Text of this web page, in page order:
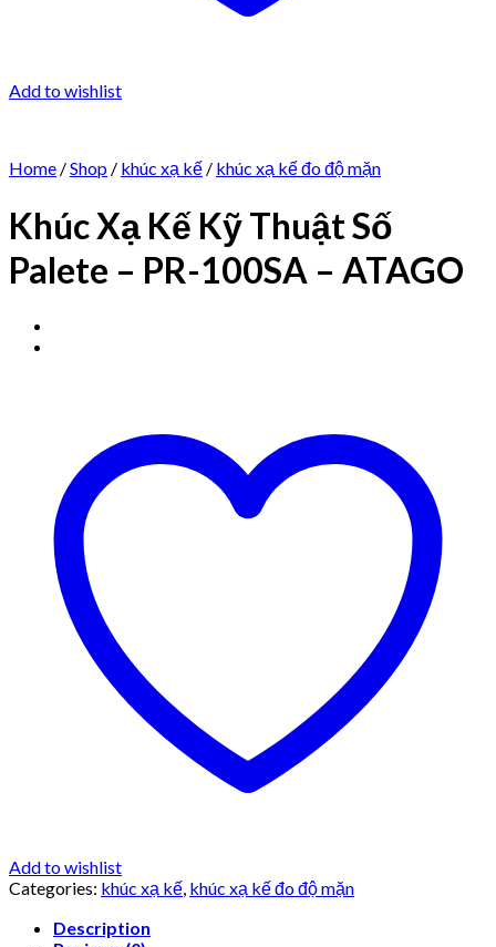
Add to wishlist
Home /Shop / khúc xạ kế / khúc xạ kế đo độ mặn
Khúc Xạ Kế Kỹ Thuật Số
Palete – PR-100SA – ATAGO
Add to wishlist
Categories: khúc xạ kế, khúc xạ kế đo độ mặn
Description